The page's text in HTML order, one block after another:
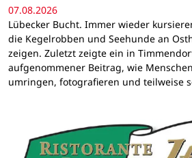
07.08.2026
Lübecker Bucht. Immer wieder
die Kegelrobben und Seehunde an
zeigen. Zuletzt zeigte ein in
aufgenommener Beitrag, wie
umringen, fotografieren und teilweise